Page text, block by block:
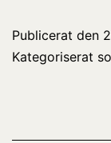
Publicerat den
Kategoriserat